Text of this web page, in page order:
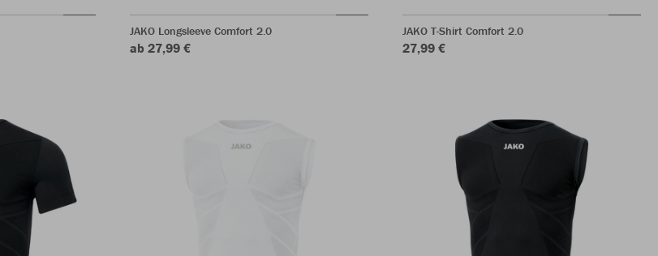
JAKO Longsleeve Comfort 2.0
ab 27,99 €
JAKO T-Shirt Comfort 2.0
27,99 €